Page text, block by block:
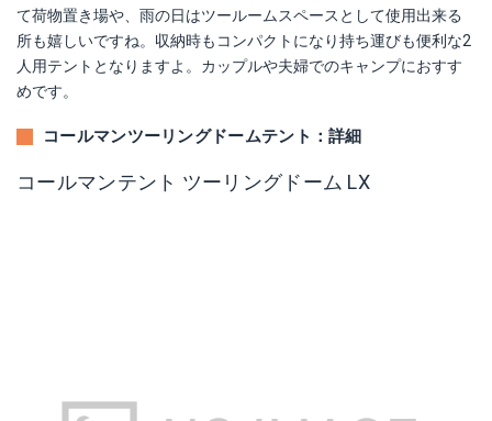
て荷物置き場や、雨の日はツールームスペースとして使用出来る
所も嬉しいですね。収納時もコンパクトになり持ち運びも便利な2
人用テントとなりますよ。カップルや夫婦でのキャンプにおすす
めです。
コールマンツーリングドームテント：詳細
コールマンテント ツーリングドーム LX